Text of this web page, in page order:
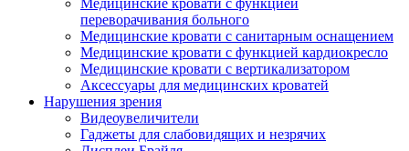
Медицинские кровати с функцией
переворачивания больного
Медицинские кровати с санитарным оснащением
Медицинские кровати с функцией кардиокресло
Медицинские кровати с вертикализатором
Аксессуары для медицинских кроватей
Нарушения зрения
Видеоувеличители
Гаджеты для слабовидящих и незрячих